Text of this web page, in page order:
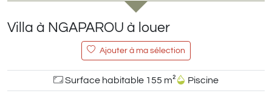
Villa à NGAPAROU à louer
Ajouter à ma sélection
Surface habitable 155 m² Piscine